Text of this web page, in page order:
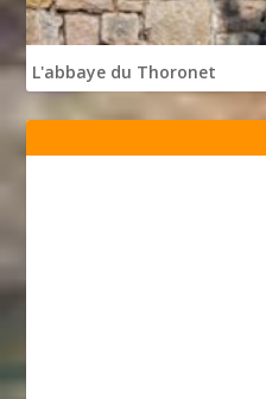
L'abbaye du Thoronet